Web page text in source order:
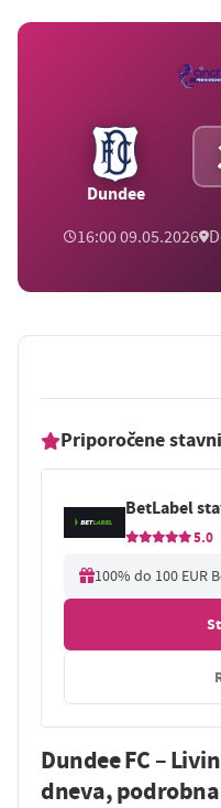
Dundee
16:00 09.05.2026
Priporočene
BetLabel
5.0
100% do 100 EUR
Dundee FC –
dneva,